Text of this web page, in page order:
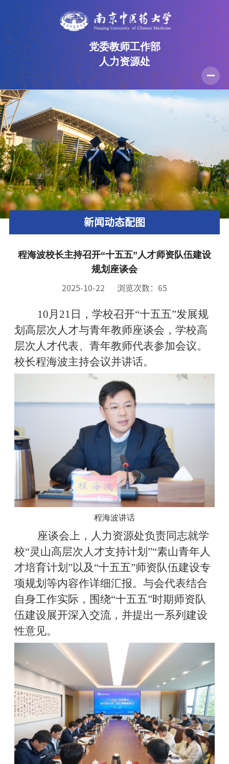
党委教师工作部
人力资源处
首页
部门介绍
规章制度
人才招聘
党建工作
师德师风
办事流程
资料下载
新闻动态配图
程海波校长主持召开“十五五”人才师资队伍建设
规划座谈会
2025-10-22 浏览次数： 65
10月21日，学校召开“十五五”发展规
划高层次人才与青年教师座谈会，学校高
层次人才代表、青年教师代表参加会议。
校长程海波主持会议并讲话。
程海波讲话
座谈会上，人力资源处负责同志就学
校“灵山高层次人才支持计划”“素山青年人
才培育计划”以及“十五五”师资队伍建设专
项规划等内容作详细汇报。与会代表结合
自身工作实际，围绕“十五五”时期师资队
伍建设展开深入交流，并提出一系列建设
性意见。